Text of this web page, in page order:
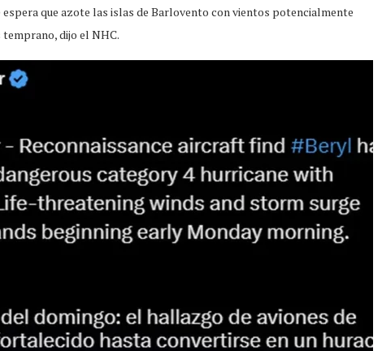
que azote las islas de Barlovento con vientos potencialmente
dijo el NHC.